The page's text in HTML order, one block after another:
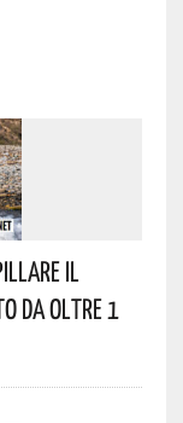
Il
Da Oltre 1